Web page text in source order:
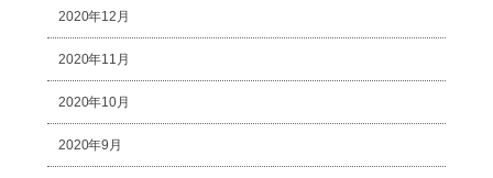
2020年12月
2020年11月
2020年10月
2020年9月